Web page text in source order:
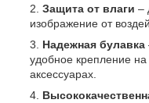
Защита от влаги –
изображение от
Надежная булавка
удобное крепление
аксессуарах.